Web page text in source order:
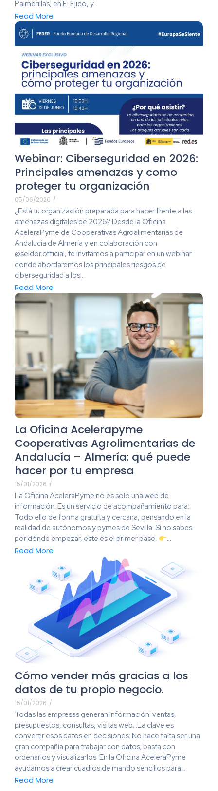
Palmerillas, en El Ejido, y...
Read More
Webinar: Ciberseguridad en 2026:
Principales amenazas y como
proteger tu organización
05/06/2026 /
¿Está tu organización preparada para hacer frente a las
amenazas digitales de 2026? Desde la Oficina
AceleraPyme de Cooperativas Agroalimentarias de
Andalucía de Almería y en colaboración con
@seidor.official, te invitamos a participar en un webinar
donde abordaremos los principales riesgos de
ciberseguridad a los...
Read More
La Oficina Acelerapyme
Cooperativas Agrolimentarias de
Andalucía – Almería: qué puede
hacer por tu empresa
15/01/2026 /
La Oficina AceleraPyme no es solo una web de
información. Es un servicio de acompañamiento para:
Todo ello de forma gratuita y cercana, pensando en la
realidad de autónomos y pymes de Sevilla. Si no sabes
por dónde empezar, este es el primer paso.
...
Read More
Cómo vender más gracias a los
datos de tu propio negocio.
15/01/2026 /
Todas las empresas generan información: ventas,
presupuestos, consultas, visitas web…La clave es
convertir esos datos en decisiones: No hace falta ser una
gran compañía para trabajar con datos; basta con
ordenarlos y visualizarlos. En la Oficina AceleraPyme
ayudamos a crear cuadros de mando sencillos para...
Read More